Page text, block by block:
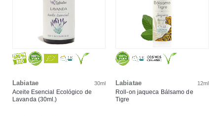
Labiatae 30ml
Aceite Esencial Ecológico de
Lavanda (30ml.)
Labiatae 12ml
Roll-on jaqueca Bálsamo de
Tigre